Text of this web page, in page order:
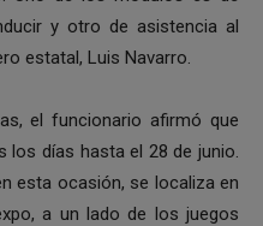
y otro de asistencia al
estatal, Luis Navarro.
el funcionario afirmó que
los días hasta el 28 de junio.
esta ocasión, se localiza en
a un lado de los juegos